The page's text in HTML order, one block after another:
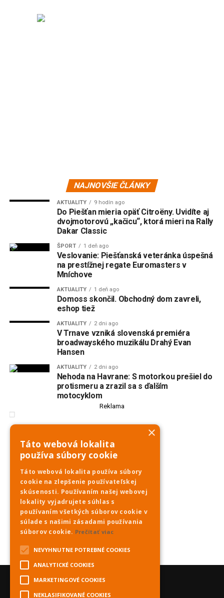
NAJNOVŠIE ČLÁNKY
AKTUALITY 9 hodín ago
Do Piešťan mieria opäť Citroëny. Uvidíte aj
dvojmotorovú „kačicu“, ktorá mieri na Rally
Dakar Classic
ŠPORT 1 deň ago
Veslovanie: Piešťanská veteránka úspešná
na prestížnej regate Euromasters v
Mníchove
AKTUALITY 1 deň ago
Domoss skončil. Obchodný dom zavreli,
eshop tiež
AKTUALITY 2 dni ago
V Trnave vzniká slovenská premiéra
broadwayského muzikálu Drahý Evan
Hansen
AKTUALITY 2 dni ago
Nehoda na Havrane: S motorkou prešiel do
protismeru a zrazil sa s ďalším
motocyklom
Reklama
×
Táto webová lokalita
používa súbory cookie
Táto webová lokalita používa súbory
cookie na zlepšenie používateľskej
skúsenosti. Používaním našej webovej
lokality vyjadrujete súhlas s
používaním všetkých súborov cookie v
súlade s našimi zásadami používania
súborov cookie. Prečítať viac
NEVYHNUTNE POTREBNÉ COOKIES
ANALYTICKÉ COOKIES
MARKETINGOVÉ COOKIES
NEKLASIFIKOVANÉ COOKIES